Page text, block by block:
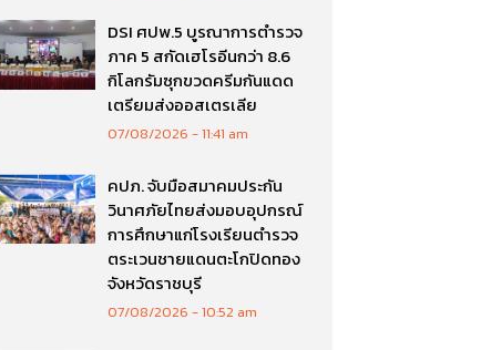
DSI ศปพ.5 บูรณาการตำรวจ
ภาค 5 สกัดเฮโรอีนกว่า 8.6
กิโลกรัมซุกขวดครีมกันแดด
เตรียมส่งออสเตรเลีย
07/08/2026 11:41 am
คปภ. จับมือสมาคมประกัน
วินาศภัยไทยส่งมอบอุปกรณ์
การศึกษาแก่โรงเรียนตำรวจ
ตระเวนชายแดนตะโกปิดทอง
จังหวัดราชบุรี
07/08/2026 10:52 am